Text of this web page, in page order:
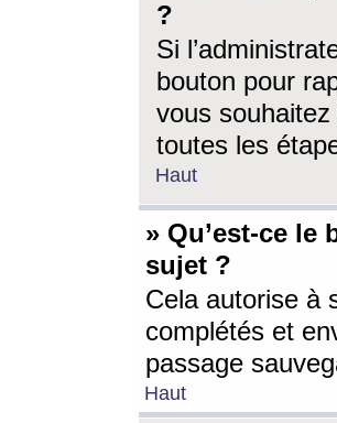
?
Si
bouton pour
vous
toutes les
Haut
» Qu’est-ce le
sujet ?
Cela autorise à
complétés et
passage
Haut